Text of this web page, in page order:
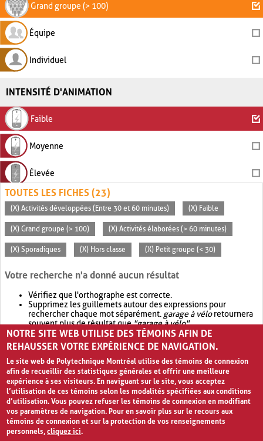
Grand groupe (> 100)
Équipe
Individuel
INTENSITÉ D'ANIMATION
Faible
Moyenne
Élevée
TOUTES LES FICHES (23)
(X) Activités développées (Entre 30 et 60 minutes) (X) Faible
(X) Grand groupe (> 100) (X) Activités élaborées (> 60 minutes)
(X) Sporadiques (X) Hors classe (X) Petit groupe (< 30)
Votre recherche n'a donné aucun résultat
Vérifiez que l'orthographe est correcte.
Supprimez les guillemets autour des expressions pour
rechercher chaque mot séparément. garage à véloretournera
souvent plus de résultat que"garage à vélo".
Envisagez d'élargir votre recherche avec OR.garage OR vélo
retournera souvent plus de résultat quegarage à vélo
NOTRE SITE WEB UTILISE DES TÉMOINS AFIN DE
REHAUSSER VOTRE EXPÉRIENCE DE NAVIGATION.
Le site web de Polytechnique Montréal utilise des témoins de connexion
afin de recueillir des statistiques générales et offrir une meilleure
expérience à ses visiteurs. En naviguant sur le site, vous acceptez
l’utilisation de ces témoins selon les modalités spécifiées aux conditions
d’utilisation. Vous pouvez refuser les témoins de connexion en modifiant
vos paramètres de navigation. Pour en savoir plus sur le recours aux
témoins de connexion et sur la protection de vos renseignements
personnels,cliquez ici.